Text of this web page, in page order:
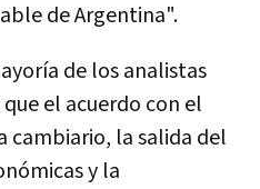
de Argentina".
de los analistas
el acuerdo con el
cambiario, la salida del
y la